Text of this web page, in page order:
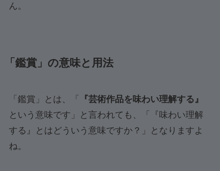
ん。
「鑑賞」の意味と用法
「鑑賞」とは、「
『芸術作品を味わい理解する』
という意味です」と言われても、「『味わい理解
する』とはどういう意味ですか？」となりますよ
ね。